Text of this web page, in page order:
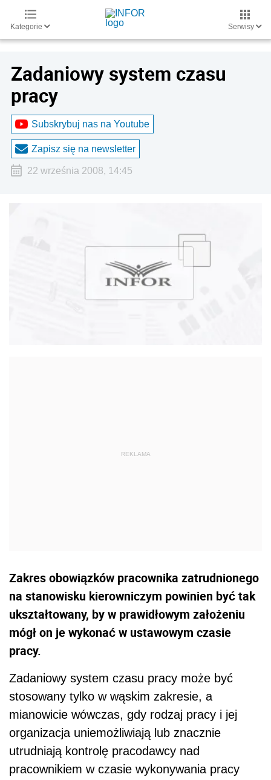
Kategorie Serwisy
Zadaniowy system czasu
pracy
Subskrybuj nas na Youtube
Zapisz się na newsletter
22 września 2008, 14:45
Zakres obowiązków pracownika zatrudnionego
na stanowisku kierowniczym powinien być tak
ukształtowany, by w prawidłowym założeniu
mógł on je wykonać w ustawowym czasie
pracy.
Zadaniowy system czasu pracy może być
stosowany tylko w wąskim zakresie, a
mianowicie wówczas, gdy rodzaj pracy i jej
organizacja uniemożliwiają lub znacznie
utrudniają kontrolę pracodawcy nad
pracownikiem w czasie wykonywania pracy